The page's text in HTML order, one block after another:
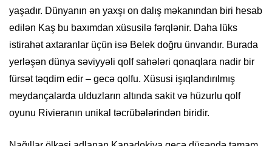
yaşadır. Dünyanın ən yaxşı on dalış məkanından biri hesab
edilən Kaş bu baxımdan xüsusilə fərqlənir. Daha lüks
istirahət axtaranlar üçün isə Belek doğru ünvandır. Burada
yerləşən dünya səviyyəli qolf sahələri qonaqlara nadir bir
fürsət təqdim edir – gecə qolfu. Xüsusi işıqlandırılmış
meydançalarda ulduzların altında sakit və hüzurlu qolf
oyunu Rivieranın unikal təcrübələrindən biridir.